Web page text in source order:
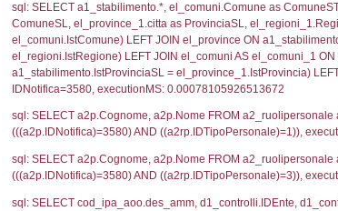
SEZIONE L (pubblico) -
Debug